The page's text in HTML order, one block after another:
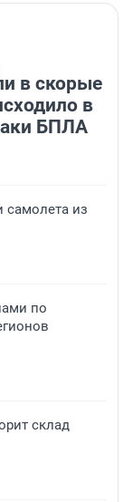
в скорые
в
БПЛА
самолета из
по
склад